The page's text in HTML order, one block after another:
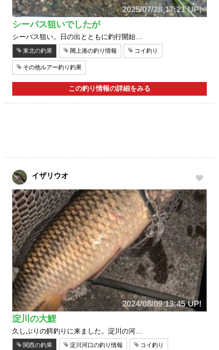
2025/07/28 17:21 UP!
シーバス狙いでしたが
シーバス狙い。日の出とともに釣行開始…
東北の釣果 閖上港の釣り情報 コイ釣り
その他ルアー釣り釣果
この釣り情報の詳細をみる
イザリウオ
2024/08/09 13:45 UP!
淀川の大鯉
久しぶりの餌釣りに来ました。淀川の河…
関西の釣果 淀川河口の釣り情報 コイ釣り